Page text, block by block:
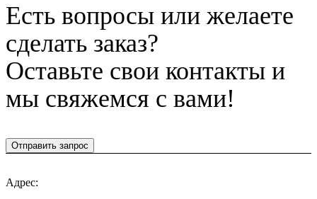
Есть вопросы или желаете
сделать заказ?
Оставьте свои контакты и
мы свяжемся с вами!
Отправить запрос
Адрес: